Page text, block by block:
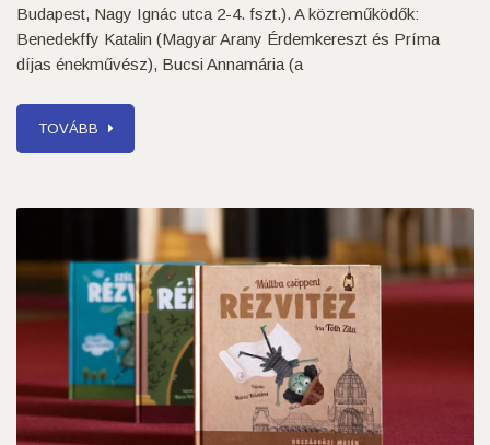
Budapest, Nagy Ignác utca 2-4. fszt.). A közreműködők:
Benedekffy Katalin (Magyar Arany Érdemkereszt és Príma
díjas énekművész), Bucsi Annamária (a
TOVÁBB